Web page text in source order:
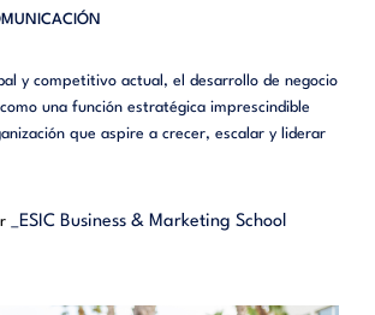
y competitivo actual, el desarrollo de negocio
una función estratégica imprescindible
que aspire a crecer, escalar y liderar
_ESIC Business & Marketing School